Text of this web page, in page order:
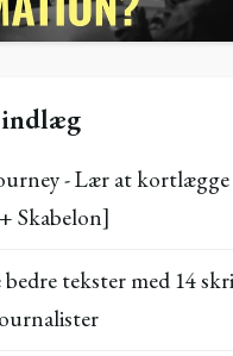
- Lær at kortlægge
Skabelon]
tekster med 14